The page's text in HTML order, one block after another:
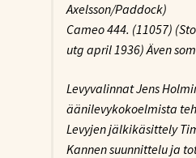
Axelsson/Paddock)
Cameo 444. (11057)
utg april 1936) Även
Levyvalinnat Jens
äänilevykokoelmista
Levyjen jälkikäsittely
Kannen suunnittelu ja